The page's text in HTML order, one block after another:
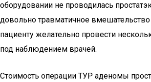
оборудовании не проводилась
довольно травматичное
пациенту желательно провести
под наблюдением врачей.
Стоимость операции ТУР аденомы